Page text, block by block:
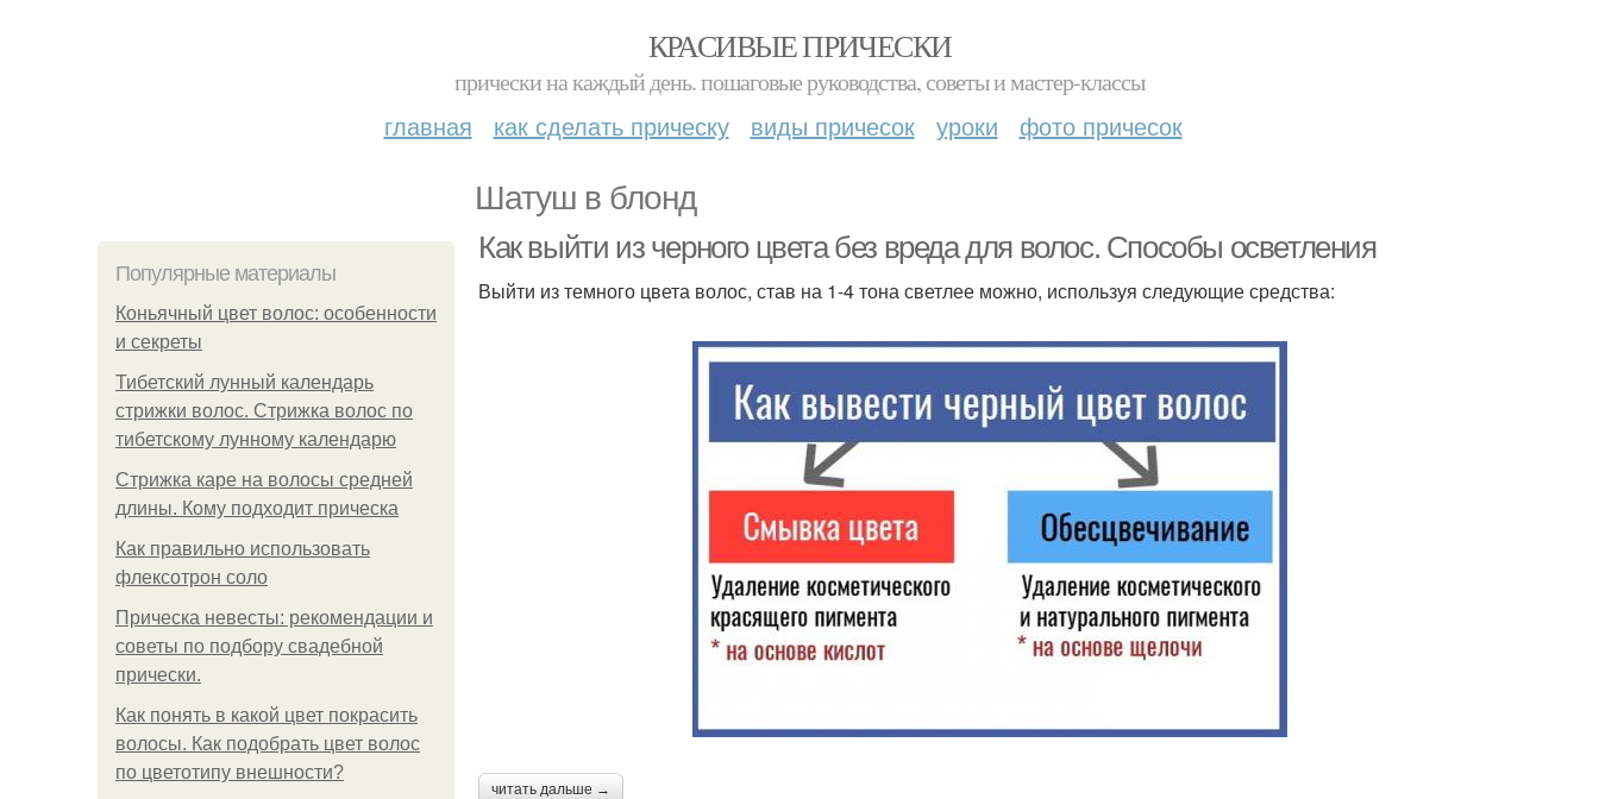
КРАСИВЫЕ ПРИЧЕСКИ
прически на каждый день. пошаговые руководства, советы и мастер-классы
главная как сделать прическу виды причесок уроки фото причесок
Шатуш в блонд
Популярные материалы
Коньячный цвет волос: особенности
и секреты
Тибетский лунный календарь
стрижки волос. Стрижка волос по
тибетскому лунному календарю
Стрижка каре на волосы средней
длины. Кому подходит прическа
Как правильно использовать
флексотрон соло
Прическа невесты: рекомендации и
советы по подбору свадебной
прически.
Как понять в какой цвет покрасить
волосы. Как подобрать цвет волос
по цветотипу внешности?
Как выйти из черного цвета без вреда для волос. Способы осветления
Выйти из темного цвета волос, став на 1-4 тона светлее можно, используя следующие средства:
читать дальше →